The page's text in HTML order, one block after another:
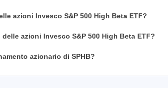
azioni Invesco S&P 500 High Beta ETF?
azioni Invesco S&P 500 High Beta ETF?
azionario di SPHB?